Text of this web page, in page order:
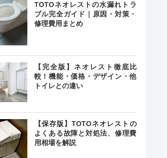
TOTOネオレストの水漏れトラ
ブル完全ガイド｜原因・対策・
修理費用まとめ
【完全版】ネオレスト徹底比
較！機能・価格・デザイン・他
トイレとの違い
【保存版】TOTOネオレストの
よくある故障と対処法、修理費
用相場を解説